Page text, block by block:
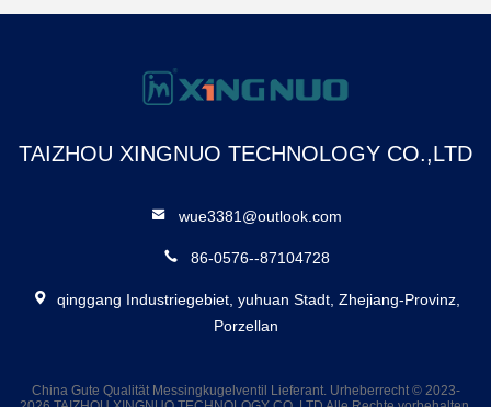
TAIZHOU XINGNUO TECHNOLOGY CO.,LTD
wue3381@outlook.com
86-0576--87104728
qinggang Industriegebiet, yuhuan Stadt, Zhejiang-Provinz,
Porzellan
China Gute Qualität Messingkugelventil Lieferant. Urheberrecht © 2023-